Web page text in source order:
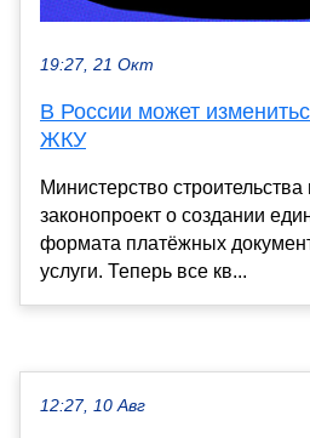
19:27, 21 Окт
В России может
ЖКУ
Министерство
законопроект о создании
формата платёжных
услуги. Теперь все кв...
12:27, 10 Авг